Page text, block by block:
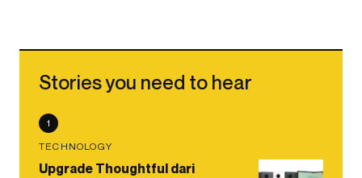
Stories you need to hear
1
TECHNOLOGY
Upgrade Thoughtful dari